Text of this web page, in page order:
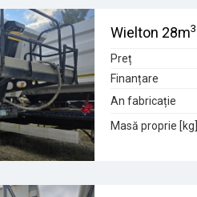
Wielton 28m3
Preț
Finanțare
An fabricație
Masă proprie [kg]